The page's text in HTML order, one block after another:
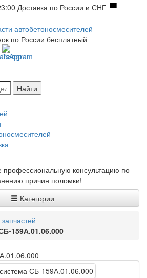
Доставка по России и СНГ
по России бесплатный
Найти
профессиональную консультацию по
причин поломки!
Категории
159А.01.06.000